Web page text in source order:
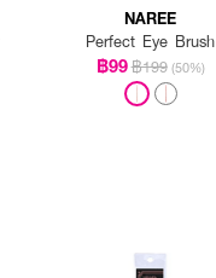
NAREE
Perfect Eye Brush
฿99฿199 (50%)